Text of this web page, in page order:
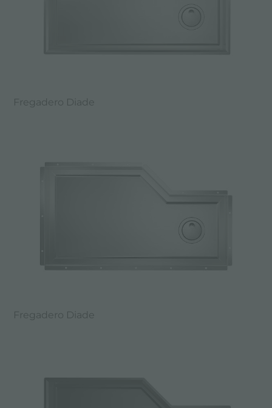
Fregadero Diade
Fregadero Diade